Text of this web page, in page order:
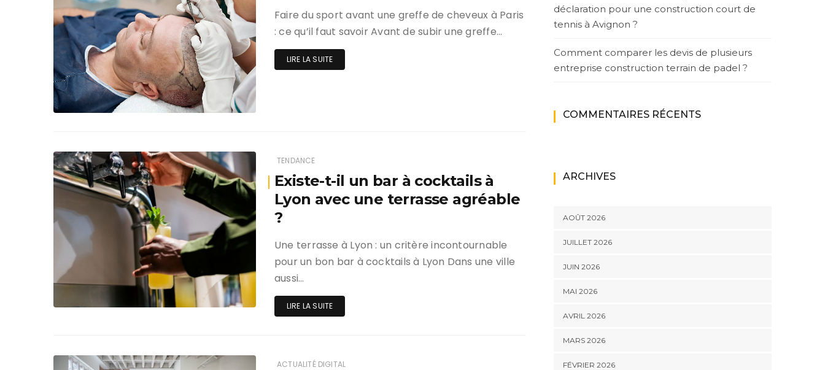
Faire du sport avant une greffe de cheveux à Paris
: ce qu’il faut savoir Avant de subir une greffe…
LIRE LA SUITE
TENDANCE
Existe-t-il un bar à cocktails à
Lyon avec une terrasse agréable
?
Une terrasse à Lyon : un critère incontournable
pour un bon bar à cocktails à Lyon Dans une ville
aussi…
LIRE LA SUITE
ACTUALITÉ DIGITAL
déclaration pour une construction court de
tennis à Avignon ?
Comment comparer les devis de plusieurs
entreprise construction terrain de padel ?
COMMENTAIRES RÉCENTS
ARCHIVES
AOÛT 2026
JUILLET 2026
JUIN 2026
MAI 2026
AVRIL 2026
MARS 2026
FÉVRIER 2026